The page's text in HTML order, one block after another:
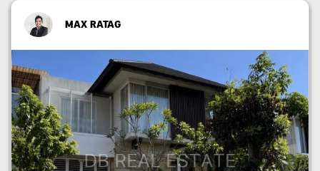
MAX RATAG